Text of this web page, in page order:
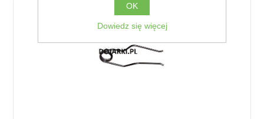
OK
Dowiedz się więcej